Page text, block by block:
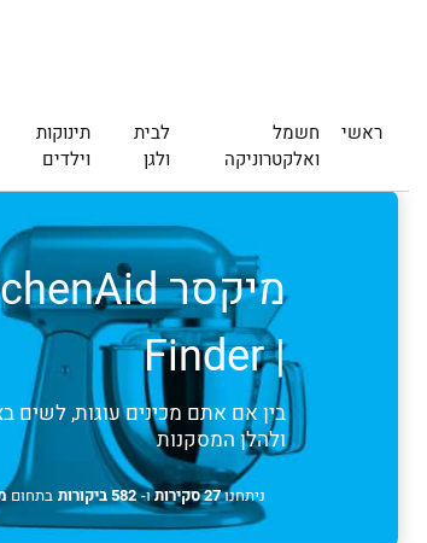
ראשי
חשמל
ואלקטרוניקה
לבית
ולגן
תינוקות
וילדים
| Finder
בין אם אתם מכינים עוגות, לשים
ולהלן המסקנות
ניתחנו27 סקירות ו- 582 ביקורות בתחום